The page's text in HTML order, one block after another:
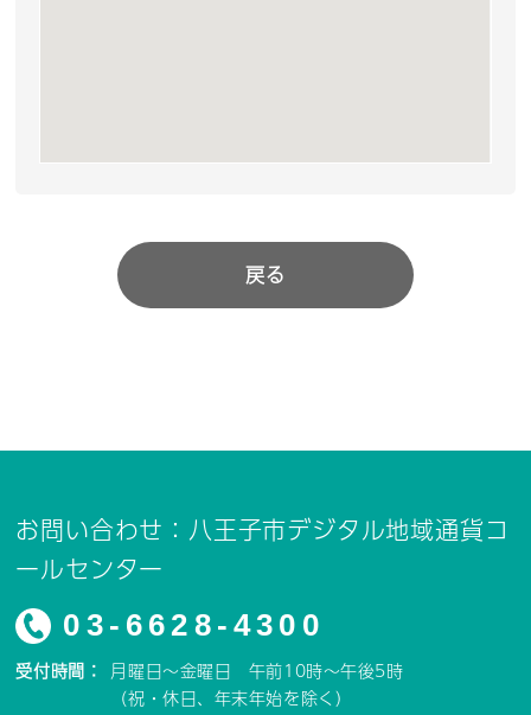
戻る
お問い合わせ：八王子市デジタル地域通貨コ
ールセンター
03-6628-4300
受付時間： 月曜日～金曜日 午前10時～午後5時
（祝・休日、年末年始を除く）